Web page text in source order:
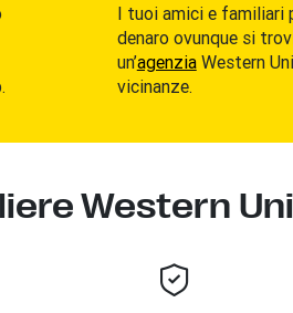
I tuoi amici e familiari
denaro ovunque si
un’agenziaWestern
vicinanze.
Western